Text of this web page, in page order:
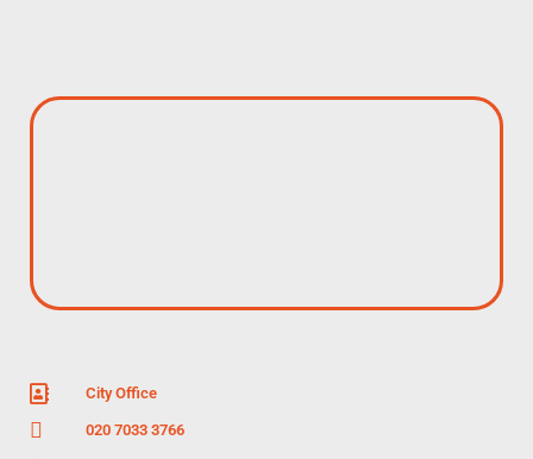
City Office
020 7033 3766